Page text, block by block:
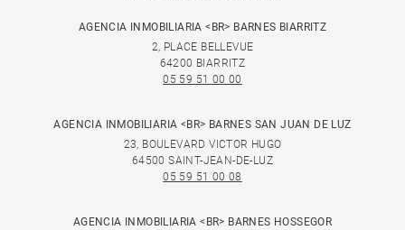
AGENCIA INMOBILIARIA <BR> BARNES BIARRITZ
2, PLACE BELLEVUE
64200 BIARRITZ
05 59 51 00 00
AGENCIA INMOBILIARIA <BR> BARNES SAN JUAN DE LUZ
23, BOULEVARD VICTOR HUGO
64500 SAINT-JEAN-DE-LUZ
05 59 51 00 08
AGENCIA INMOBILIARIA <BR> BARNES HOSSEGOR